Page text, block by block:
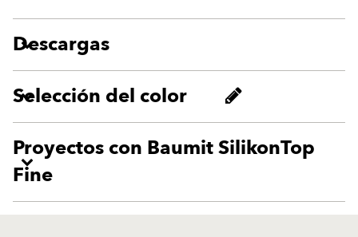
Descargas
Selección del color
Proyectos con Baumit SilikonTop
Fine